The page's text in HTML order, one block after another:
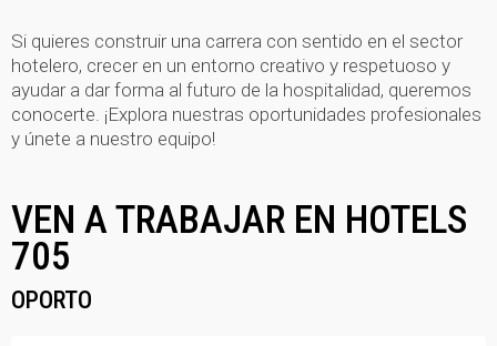
Si quieres construir una carrera con sentido en el sector
hotelero, crecer en un entorno creativo y respetuoso y
ayudar a dar forma al futuro de la hospitalidad, queremos
conocerte. ¡Explora nuestras oportunidades profesionales
y únete a nuestro equipo!
VEN A TRABAJAR EN HOTELS
705
OPORTO